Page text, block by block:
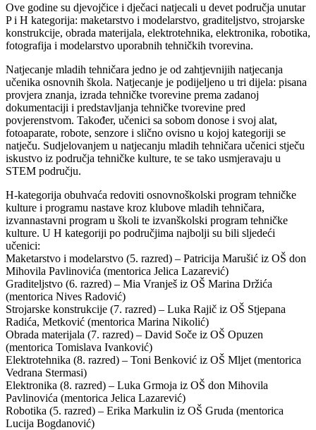
Ove godine su djevojčice i dječaci natjecali u devet područja unutar
P i H kategorija: maketarstvo i modelarstvo, graditeljstvo, strojarske
konstrukcije, obrada materijala, elektrotehnika, elektronika, robotika,
fotografija i modelarstvo uporabnih tehničkih tvorevina.
Natjecanje mladih tehničara jedno je od zahtjevnijih natjecanja
učenika osnovnih škola. Natjecanje je podijeljeno u tri dijela: pisana
provjera znanja, izrada tehničke tvorevine prema zadanoj
dokumentaciji i predstavljanja tehničke tvorevine pred
povjerenstvom. Također, učenici sa sobom donose i svoj alat,
fotoaparate, robote, senzore i slično ovisno u kojoj kategoriji se
natječu. Sudjelovanjem u natjecanju mladih tehničara učenici stječu
iskustvo iz područja tehničke kulture, te se tako usmjeravaju u
STEM području.
H-kategorija obuhvaća redoviti osnovnoškolski program tehničke
kulture i programu nastave kroz klubove mladih tehničara,
izvannastavni program u školi te izvanškolski program tehničke
kulture. U H kategoriji po područjima najbolji su bili sljedeći
učenici:
Maketarstvo i modelarstvo (5. razred) – Patricija Marušić iz OŠ don
Mihovila Pavlinovića (mentorica Jelica Lazarević)
Graditeljstvo (6. razred) – Mia Vranješ iz OŠ Marina Držića
(mentorica Nives Radović)
Strojarske konstrukcije (7. razred) – Luka Rajič iz OŠ Stjepana
Radića, Metković (mentorica Marina Nikolić)
Obrada materijala (7. razred) – David Soče iz OŠ Opuzen
(mentorica Tomislava Ivanković)
Elektrotehnika (8. razred) – Toni Benković iz OŠ Mljet (mentorica
Vedrana Stermasi)
Elektronika (8. razred) – Luka Grmoja iz OŠ don Mihovila
Pavlinovića (mentorica Jelica Lazarević)
Robotika (5. razred) – Erika Markulin iz OŠ Gruda (mentorica
Lucija Bogdanović)